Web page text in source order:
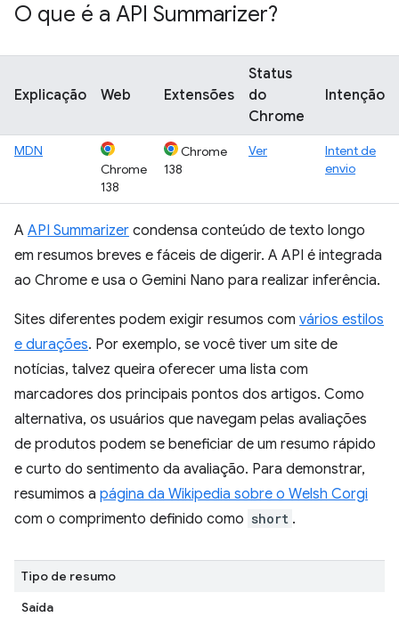
O que é a API Summarizer?
Explicação Web Extensões
Status
do
Chrome
Intenção
MDN
Chrome
138
Chrome
138
Ver
Intent de
envio
A API Summarizer condensa conteúdo de texto longo
em resumos breves e fáceis de digerir. A API é integrada
ao Chrome e usa o Gemini Nano para realizar inferência.
Sites diferentes podem exigir resumos com vários estilos
e durações. Por exemplo, se você tiver um site de
notícias, talvez queira oferecer uma lista com
marcadores dos principais pontos dos artigos. Como
alternativa, os usuários que navegam pelas avaliações
de produtos podem se beneficiar de um resumo rápido
e curto do sentimento da avaliação. Para demonstrar,
resumimos a página da Wikipedia sobre o Welsh Corgi
com o comprimento definido como short .
Tipo de resumo
Saída